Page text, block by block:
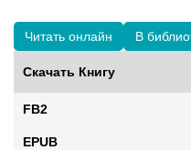
Читать онлайн В
Скачать Книгу
FB2
EPUB